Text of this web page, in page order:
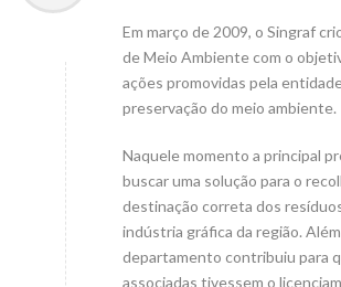
Em março de 2009, o Singraf
de Meio Ambiente com o
ações promovidas pela
preservação do meio ambiente.
Naquele momento a principal
buscar uma solução para o
destinação correta dos
indústria gráfica da região.
departamento contribuiu para
associadas tivessem o